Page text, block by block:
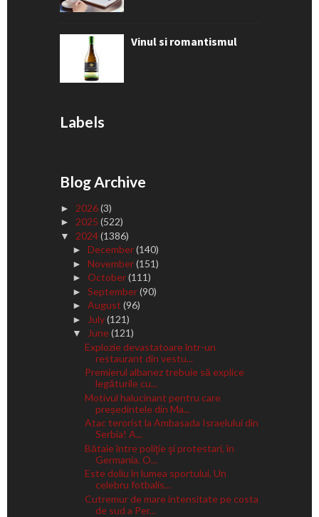
Vinul si romantismul
Labels
Blog Archive
► 2026(3)
► 2025 (522)
▼ 2024(1386)
► December(140)
► November(151)
► October(111)
► September(90)
► August (96)
► July(121)
▼ June(121)
Explozie devastatoare într-un
restaurant din vestu...
Premierul albanez trebuie să explice
legăturile cu...
Motivul halucinant pentru care
președintele din Ma...
Atac terorist la Ambasada Israelului din
Serbia! A...
Bătaie între poliţie şi protestari, în
Germania. O...
Este doliu în lumea sportului. Un
celebru fotbalis...
Cutremur de mare intensitate pe costa
de sud a Per...